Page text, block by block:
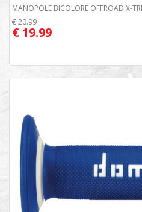
MANOPOLE BICOLORE OFFROAD X-
€ 20.99
€ 19.99